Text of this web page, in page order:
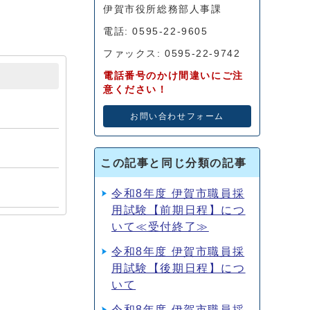
伊賀市役所総務部人事課
電話: 0595-22-9605
ファックス: 0595-22-9742
電話番号のかけ間違いにご注
意ください！
お問い合わせフォーム
この記事と同じ分類の記事
令和8年度 伊賀市職員採
用試験【前期日程】につ
いて≪受付終了≫
令和8年度 伊賀市職員採
用試験【後期日程】につ
いて